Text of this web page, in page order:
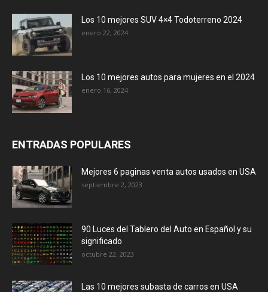
Los 10 mejores SUV 4×4 Todoterreno 2024
enero 22, 2024
Los 10 mejores autos para mujeres en el 2024
enero 16, 2024
ENTRADAS POPULARES
Mejores 6 paginas venta autos usados en USA
septiembre 2, 2023
90 Luces del Tablero del Auto en Español y su
significado
octubre 22, 2023
Las 10 mejores subasta de carros en USA